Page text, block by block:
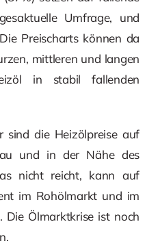
Umfrage, und
Preischarts können da
mittleren und langen
in stabil fallenden
die Heizölpreise auf
und in der Nähe des
nicht reicht, kann auf
im Rohölmarkt und im
Die Ölmarktkrise ist noch